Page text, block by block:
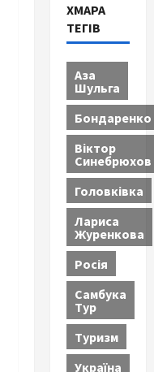
ХМАРА
ТЕГІВ
Аза
Шульга
Бондаренко
Віктор
Синебрюхов
Головківка
Лариса
Журенкова
Росія
Самбука
Тур
Туризм
Україна